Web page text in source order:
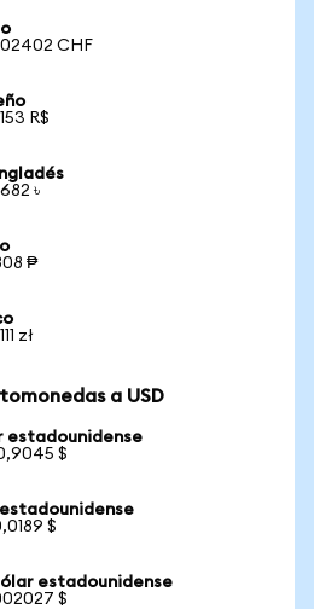
CHF
R$
৳
₱
zł
a USD
estadounidense
$
estadounidense
$
estadounidense
$